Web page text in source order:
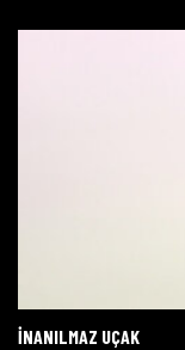
İNANILMAZ UÇAK